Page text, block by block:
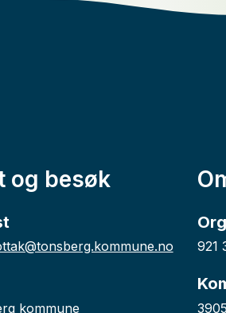
og besøk
kommune
921
3905